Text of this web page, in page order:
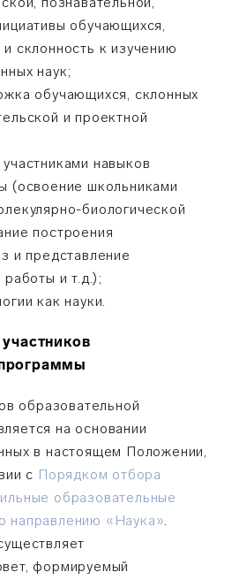
обучающихся,
склонность к изучению
наук;
обучающихся, склонных
и проектной
навыков
(освоение школьниками
биологической
построения
и представление
работы и т.д.);
как науки.
образовательной
на основании
в настоящем Положении,
с Порядком отбора
образовательные
направлению «Наука».
формируемый